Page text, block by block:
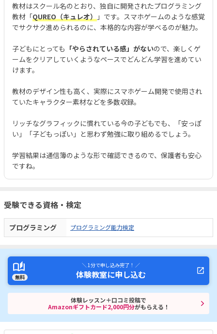
教材はスクール名のとおり、独自に開発されたプログラミング
教材「QUREO（キュレオ）
」です。スマホゲームのような感覚
でサクサク進められるのに、本格的な内容が学べるのが魅力。
子どもにとっても 「やらされている感」がないので、楽しくゲ
ームをクリアしていくようなペースでどんどん学習を進めてい
けます。
教材のデザイン性も高く、実際にスマホゲーム開発で使用され
ていたキャラクター素材などを多数収録。
リッチなグラフィックに慣れている今の子どもでも、「安っぽ
い」「子どもっぽい」と思わず勉強に取り組めるでしょう。
学習結果は通信簿のような形で確認できるので、保護者も安心
ですね。
受験できる資格・検定
プログラミング プログラミング能力検定
無料
＼ 1分で申し込み完了！ ／
体験教室に申し込む
体験レッスン＋口コミ投稿で
Amazonギフトカード2,000円分がもらえる！